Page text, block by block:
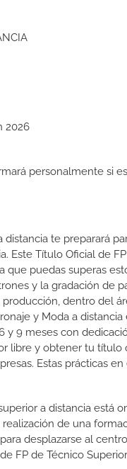
2026
personalmente si
distancia te preparará
Este Título Oficial de
que puedas superas
y la gradación de
dentro del
y Moda a
y 9 meses con
libre y obtener tu
Estas prácticas
a distancia está
de una
desplazarse al
FP de Técnico